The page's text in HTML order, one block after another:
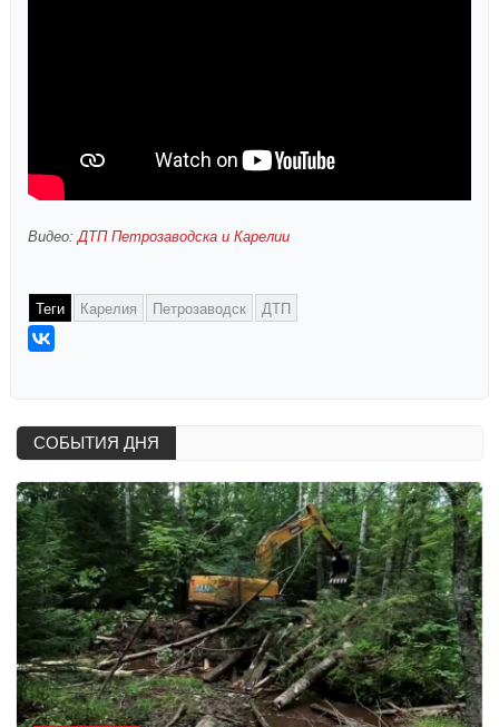
Видео: ДТП Петрозаводска и Карелии
Теги Карелия Петрозаводск ДТП
СОБЫТИЯ ДНЯ